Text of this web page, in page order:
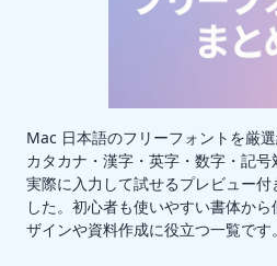
Mac 日本語のフリーフォントを厳
カタカナ・漢字・英字・数字・記号
実際に入力して試せるプレビュー
した。初心者も使いやすい書体か
ザインや資料作成に役立つ一覧です。